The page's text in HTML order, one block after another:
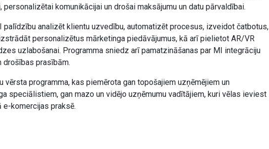
komunikācijai un drošai maksājumu un datu pārvaldībai.
palīdzību analizēt klientu uzvedību, automatizēt procesus, izveidot čatbotus,
personalizētus mārketinga piedāvājumus, kā arī pielietot AR/VR
uzlabošanai. Programma sniedz arī pamatzināšanas par MI integrāciju
prasībām.
vērsta programma, kas piemērota gan topošajiem uzņēmējiem un
speciālistiem, gan mazo un vidējo uzņēmumu vadītājiem, kuri vēlas ieviest
komercijas praksē.